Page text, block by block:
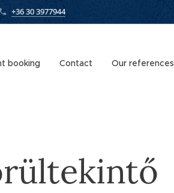
+36 30 3977944
booking Contact Our references